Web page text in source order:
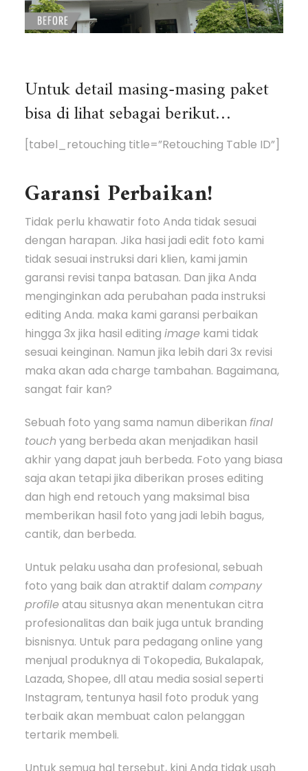
Untuk detail masing-masing paket
bisa di lihat sebagai berikut…
[tabel_retouching title=”Retouching Table ID”]
Garansi Perbaikan!
Tidak perlu khawatir foto Anda tidak sesuai
dengan harapan. Jika hasi jadi edit foto kami
tidak sesuai instruksi dari klien, kami jamin
garansi revisi tanpa batasan. Dan jika Anda
menginginkan ada perubahan pada instruksi
editing Anda. maka kami garansi perbaikan
hingga 3x jika hasil editingimage kami tidak
sesuai keinginan. Namun jika lebih dari 3x revisi
maka akan ada charge tambahan. Bagaimana,
sangat fair kan?
Sebuah foto yang sama namun diberikan final
touch yang berbeda akan menjadikan hasil
akhir yang dapat jauh berbeda. Foto yang biasa
saja akan tetapi jika diberikan proses editing
dan high end retouch yang maksimal bisa
memberikan hasil foto yang jadi lebih bagus,
cantik, dan berbeda.
Untuk pelaku usaha dan profesional, sebuah
foto yang baik dan atraktif dalamcompany
profileatau situsnya akan menentukan citra
profesionalitas dan baik juga untuk branding
bisnisnya. Untuk para pedagang online yang
menjual produknya di Tokopedia, Bukalapak,
Lazada, Shopee, dll atau media sosial seperti
Instagram, tentunya hasil foto produk yang
terbaik akan membuat calon pelanggan
tertarik membeli.
Untuk semua hal tersebut, kini Anda tidak usah